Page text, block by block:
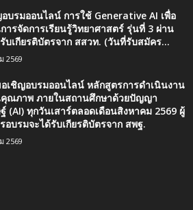
บรมออนไลน์ การใช้ Generative AI เพื่อ
ารจัดการเรียนรู้วิทยาศาสตร์ รุ่นที่ 3 ผ่าน
บเกียรติบัตรจาก สสวท. (วันที่รับสมัคร...
2569
เชิญอบรมออนไลน์ หลักสูตรการดำเนินงาน
ณภาพ ภายในสถานศึกษาด้วยปัญญา
(AI) ทุกวันเสาร์ตลอดเดือนสิงหาคม 2569 ผู้
อบรมจะได้รับเกียรติบัตรจาก สพฐ.
2569